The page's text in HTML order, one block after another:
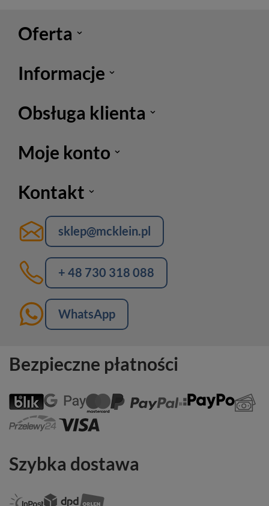
Oferta
Informacje
Obsługa klienta
Moje konto
Kontakt
sklep@mcklein.pl
+ 48 730 318 088
WhatsApp
Bezpieczne płatności
Szybka dostawa